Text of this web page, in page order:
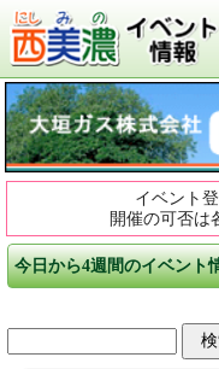
イベント
開催の可否は
今日から4週間のイベン